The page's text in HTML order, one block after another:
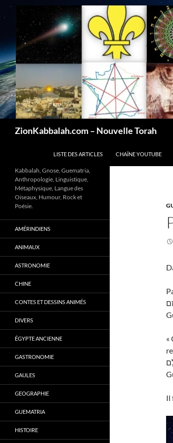
ZionKabbalah.com – Nouvelle Torah
LISTE DES ARTICLES
CHAÎNE YOUTUBE
«
Il
Kabbalah, Gnose, Guematria,
Anthropologie, Linguistique,
Métaphysique, Langue des
Oiseaux, Humour, Rock et
Poésie.
AMÉRINDIENS
ANIMAUX
ASTRONOMIE
CHINE
CONTES ET DESSINS ANIMÉS
DIVERS
ÉGYPTE ANCIENNE
GASTRONOMIE
GAULES
GEOGRAPHIE
GUEMATRIA
HISTOIRE